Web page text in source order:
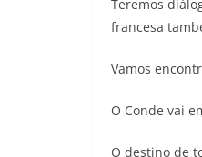
Teremos
francesa
Vamos
O Conde vai
O destino de